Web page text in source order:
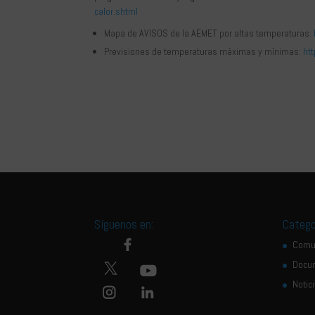
calor.shtml
Mapa de AVISOS de la AEMET por altas temperaturas:
Previsiones de temperaturas máximas y mínimas:
Síguenos en: